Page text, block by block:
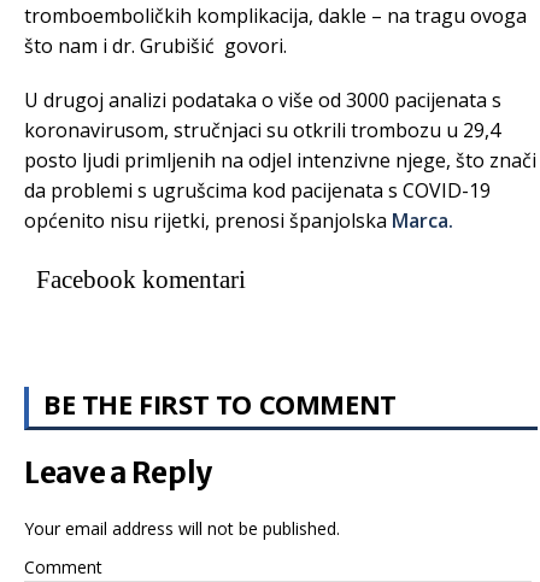
tromboemboličkih komplikacija, dakle – na tragu ovoga
što nam i dr. Grubišić govori.
U drugoj analizi podataka o više od 3000 pacijenata s
koronavirusom, stručnjaci su otkrili trombozu u 29,4
posto ljudi primljenih na odjel intenzivne njege, što znači
da problemi s ugrušcima kod pacijenata s COVID-19
općenito nisu rijetki, prenosi španjolska Marca.
Facebook komentari
BE THE FIRST TO COMMENT
Leave a Reply
Your email address will not be published.
Comment